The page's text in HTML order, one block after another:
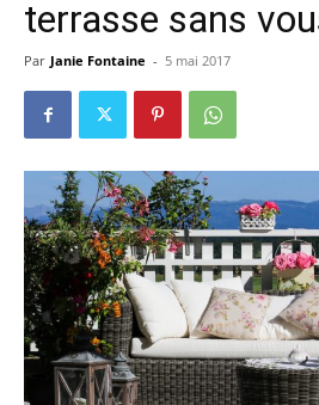
terrasse sans
Par Janie Fontaine - 5 mai 2017